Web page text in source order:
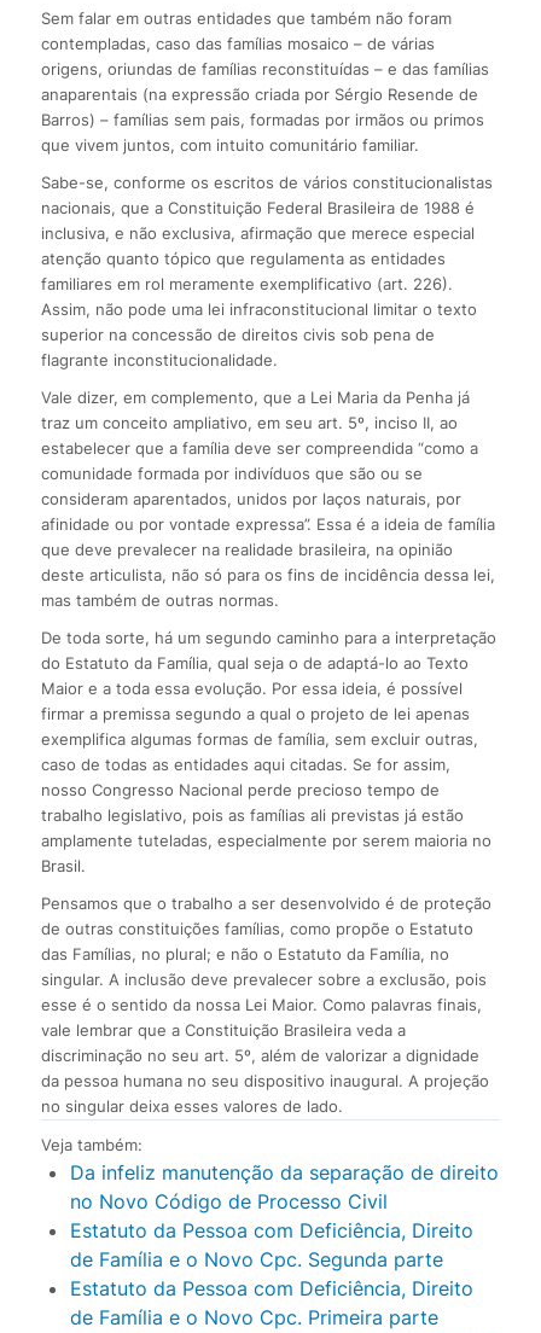
Sem falar em outras entidades que também não foram
contempladas, caso das famílias mosaico – de várias
origens, oriundas de famílias reconstituídas – e das famílias
anaparentais (na expressão criada por Sérgio Resende de
Barros) – famílias sem pais, formadas por irmãos ou primos
que vivem juntos, com intuito comunitário familiar.
Sabe-se, conforme os escritos de vários constitucionalistas
nacionais, que a Constituição Federal Brasileira de 1988 é
inclusiva, e não exclusiva, afirmação que merece especial
atenção quanto tópico que regulamenta as entidades
familiares em rol meramente exemplificativo (art. 226).
Assim, não pode uma lei infraconstitucional limitar o texto
superior na concessão de direitos civis sob pena de
flagrante inconstitucionalidade.
Vale dizer, em complemento, que a Lei Maria da Penha já
traz um conceito ampliativo, em seu art. 5º, inciso II, ao
estabelecer que a família deve ser compreendida “como a
comunidade formada por indivíduos que são ou se
consideram aparentados, unidos por laços naturais, por
afinidade ou por vontade expressa”. Essa é a ideia de família
que deve prevalecer na realidade brasileira, na opinião
deste articulista, não só para os fins de incidência dessa lei,
mas também de outras normas.
De toda sorte, há um segundo caminho para a interpretação
do Estatuto da Família, qual seja o de adaptá-lo ao Texto
Maior e a toda essa evolução. Por essa ideia, é possível
firmar a premissa segundo a qual o projeto de lei apenas
exemplifica algumas formas de família, sem excluir outras,
caso de todas as entidades aqui citadas. Se for assim,
nosso Congresso Nacional perde precioso tempo de
trabalho legislativo, pois as famílias ali previstas já estão
amplamente tuteladas, especialmente por serem maioria no
Brasil.
Pensamos que o trabalho a ser desenvolvido é de proteção
de outras constituições famílias, como propõe o Estatuto
das Famílias, no plural; e não o Estatuto da Família, no
singular. A inclusão deve prevalecer sobre a exclusão, pois
esse é o sentido da nossa Lei Maior. Como palavras finais,
vale lembrar que a Constituição Brasileira veda a
discriminação no seu art. 5º, além de valorizar a dignidade
da pessoa humana no seu dispositivo inaugural. A projeção
no singular deixa esses valores de lado.
Veja também:
Da infeliz manutenção da separação de direito
no Novo Código de Processo Civil
Estatuto da Pessoa com Deficiência, Direito
de Família e o Novo Cpc. Segunda parte
Estatuto da Pessoa com Deficiência, Direito
de Família e o Novo Cpc. Primeira parte